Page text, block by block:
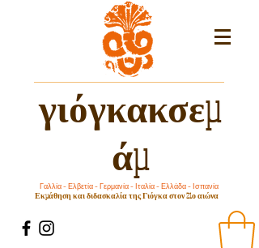
γιόγκακσεμ
άμ
Γαλλία – Ελβετία – Γερμανία – Ιταλία – Ελλάδα – Ισπανία
Εκμάθηση και διδασκαλία της Γιόγκα στον 21ο αιώνα